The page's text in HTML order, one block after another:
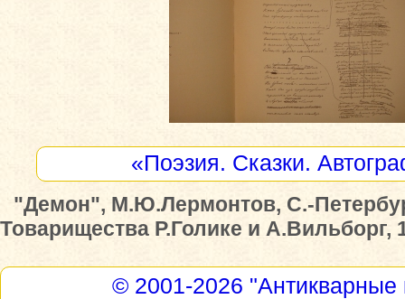
«Поэзия. Сказки.
"Демон", М.Ю.Лермонтов, С.-
Товарищества Р.Голике и А.Вильборг,
© 2001-2026 "Антикварные